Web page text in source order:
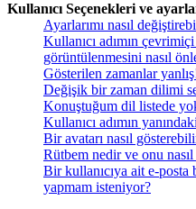
Kullanıcı Seçenekleri ve
Ayarlarımı nasıl
Kullanıcı adımın
görüntülenmesini nasıl
Gösterilen zamanlar
Değişik bir zaman dilimi
Konuştuğum dil listede
Kullanıcı adımın
Bir avatarı nasıl
Rütbem nedir ve onu
Bir kullanıcıya ait e-posta
yapmam isteniyor?